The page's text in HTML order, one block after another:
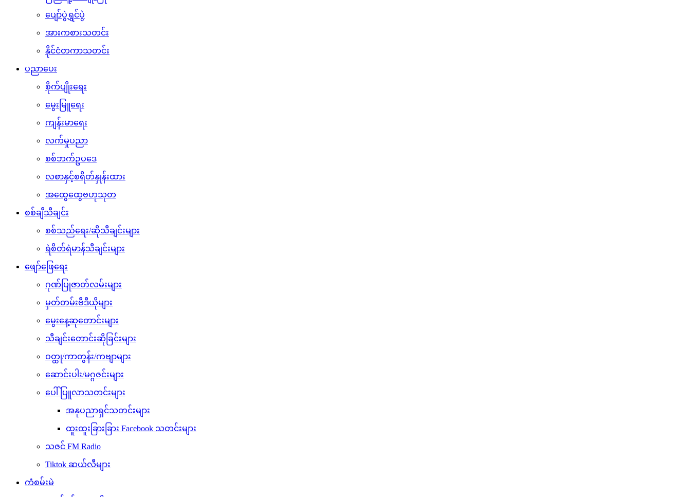
ပျော်ပွဲရွှင်ပွဲ
အားကစားသတင်း
နိုင်ငံတကာသတင်း
ပညာပေး
စိုက်ပျိုးရေး
မွေးမြူရေး
ကျန်းမာရေး
လက်မှုပညာ
စစ်ဘက်ဥပဒေ
လစာနှင့်စရိတ်နှုန်းထား
အထွေထွေဗဟုသုတ
စစ်ချီသီချင်း
စစ်သည်ရေး/ဆိုသီချင်းများ
ရဲစိတ်ရဲမာန်သီချင်းများ
ဖျော်ဖြေရေး
ဂုဏ်ပြုဇာတ်လမ်းများ
မှတ်တမ်းဗီဒီယိုများ
မွေးနေ့ဆုတောင်းများ
သီချင်းတောင်းဆိုခြင်းများ
ဝတ္ထု/ကာတွန်း/ကဗျာများ
ဆောင်းပါး/မဂ္ဂဇင်းများ
ပေါ်ပြူလာသတင်းများ
အနုပညာရှင်သတင်းများ
ထူးထူးခြားခြား Facebook သတင်းများ
သဇင် FM Radio
Tiktok ဆယ်လီများ
ကံစမ်းမဲ